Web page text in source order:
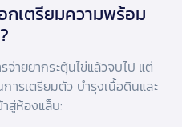
กเตรียมความพร้อม
จ่ายยากระตุ้นไข่แล้วจบไป แต่
ารเตรียมตัว บำรุงเนื้อดินและ
สู่ห้องแล็บ: